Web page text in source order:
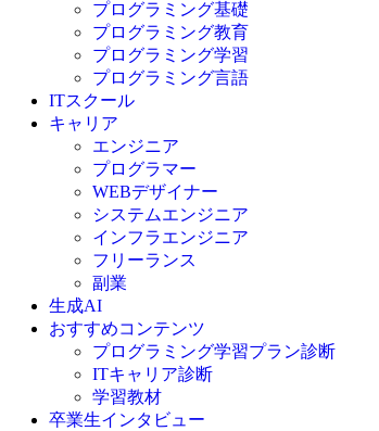
プログラミング基礎
プログラミング教育
プログラミング学習
プログラミング言語
C言語
C#
VBA
Go言語
Kotlin
Java
JavaScript
Swift
Ruby
その他言語
ITスクール
キャリア
エンジニア
プログラマー
WEBデザイナー
システムエンジニア
インフラエンジニア
フリーランス
副業
生成AI
おすすめコンテンツ
プログラミング学習プラン診断
ITキャリア診断
学習教材
卒業生インタビュー